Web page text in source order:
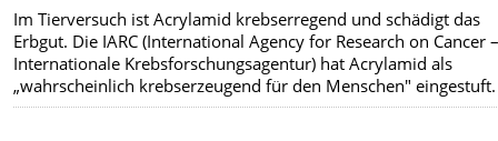
Im Tierversuch ist Acrylamid krebserregend und schädigt das
Erbgut. Die IARC (International Agency for Research on Cancer
Internationale Krebsforschungsagentur) hat Acrylamid als
„wahrscheinlich krebserzeugend für den Menschen" eingestuft.